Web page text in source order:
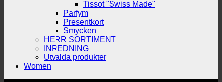
Tissot "Swiss Made"
Parfym
Presentkort
Smycken
HERR SORTIMENT
INREDNING
Utvalda produkter
Women